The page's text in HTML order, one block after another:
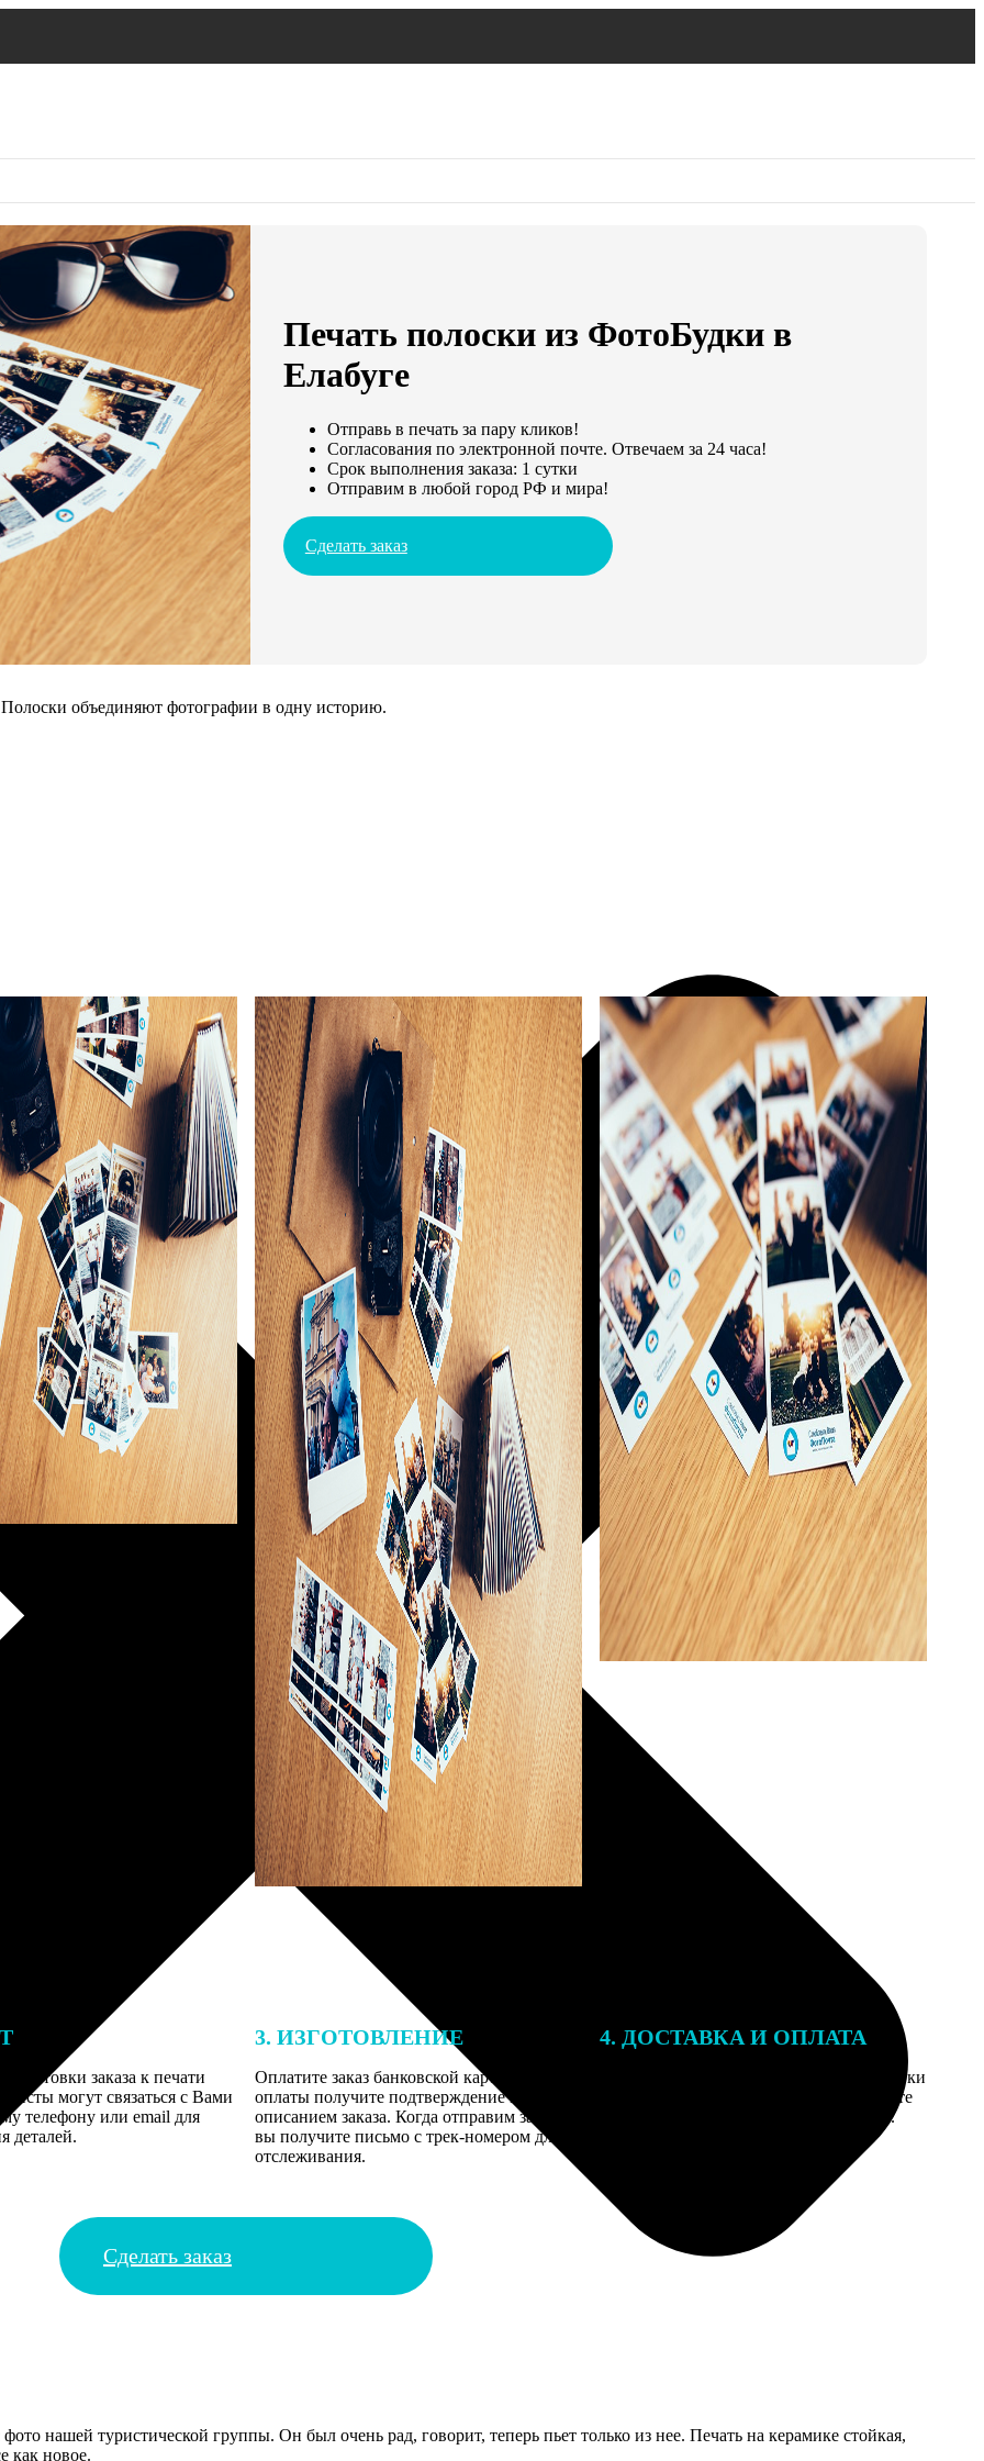
Печать полоски из ФотоБудки в
Елабуге
Отправь в печать за пару кликов!
Согласования по электронной почте. Отвечаем за 24 часа!
Срок выполнения заказа: 1 сутки
Отправим в любой город РФ и мира!
Сделать заказ
объединяют фотографии в одну историю.
заказа к печати
могут связаться с Вами
телефону или email для
деталей.
3. ИЗГОТОВЛЕНИЕ
Оплатите заказ банковской картой. После
оплаты получите подтверждение на email с
описанием заказа. Когда отправим заказ
вы получите письмо с трек-номером для
отслеживания.
4. ДОСТАВКА И ОПЛАТА
Введите адрес и выберите способ доставки
заказа. Если у вас есть промокод, введите
его в специальное поле для промокода.
Сделать заказ
нашей туристической группы. Он был очень рад, говорит, теперь пьет только из нее. Печать на керамике стойкая,
как новое.